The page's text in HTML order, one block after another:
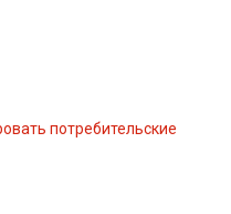
потребительские